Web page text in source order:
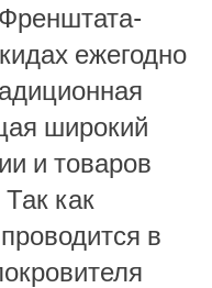
ежегодно
широкий
и товаров
как
в